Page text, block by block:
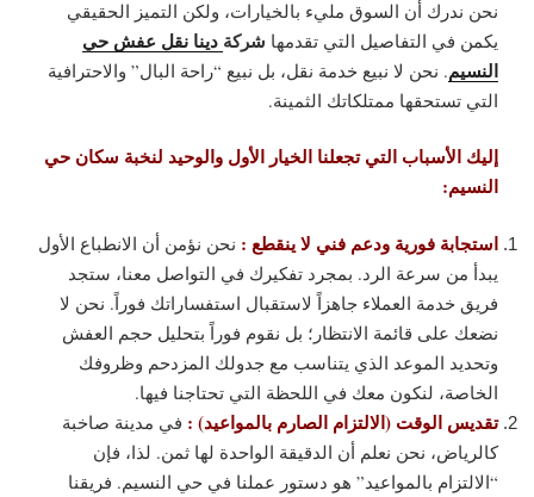
نحن ندرك أن السوق مليء بالخيارات، ولكن التميز الحقيقي
يكمن في التفاصيل التي تقدمها شركة دينا نقل عفش حي
النسيم. نحن لا نبيع خدمة نقل، بل نبيع “راحة البال” والاحترافية
التي تستحقها ممتلكاتك الثمينة.
إليك الأسباب التي تجعلنا الخيار الأول والوحيد لنخبة سكان حي
النسيم:
استجابة فورية ودعم فني لا ينقطع : نحن نؤمن أن الانطباع الأول
يبدأ من سرعة الرد. بمجرد تفكيرك في التواصل معنا، ستجد
فريق خدمة العملاء جاهزاً لاستقبال استفساراتك فوراً. نحن لا
نضعك على قائمة الانتظار؛ بل نقوم فوراً بتحليل حجم العفش
وتحديد الموعد الذي يتناسب مع جدولك المزدحم وظروفك
الخاصة، لنكون معك في اللحظة التي تحتاجنا فيها.
تقديس الوقت (الالتزام الصارم بالمواعيد) : في مدينة صاخبة
كالرياض، نحن نعلم أن الدقيقة الواحدة لها ثمن. لذا، فإن
“الالتزام بالمواعيد” هو دستور عملنا في حي النسيم. فريقنا